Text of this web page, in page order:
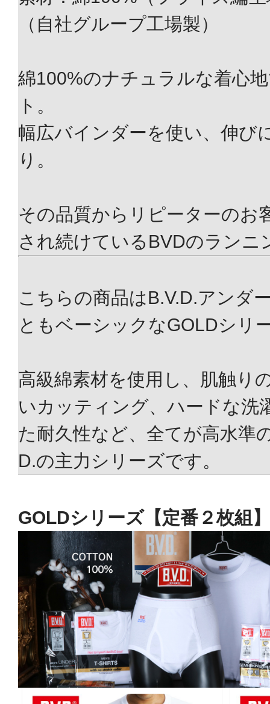
（自社グループ工場製）
綿100%のナチュラルな着心
ト。
幅広バインダーを使い、伸び
り。
その品質からリピーターのお
され続けているBVDのランニ
こちらの商品はB.V.D.アンダ
ともベーシックなGOLDシリ
高級綿素材を使用し、肌触り
いカッティング、ハードな洗
た耐久性など、全てが高水準
D.の主力シリーズです。
GOLDシリーズ【定番２枚組】